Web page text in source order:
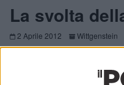
La svolta
2 Aprile 2012 Wittgenstein
Ricorderete i titoli di
avrebbero mostrato che